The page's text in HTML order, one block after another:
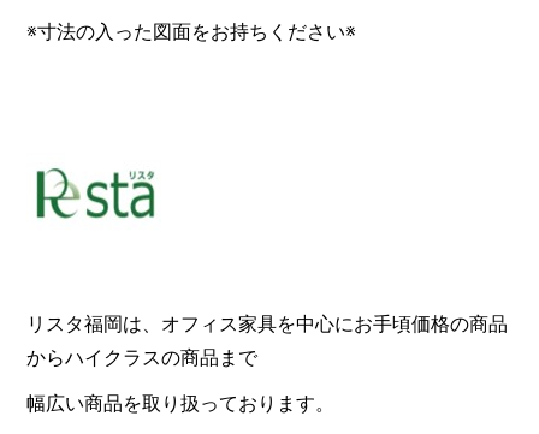
※寸法の入った図面をお持ちください※
リスタ福岡は、オフィス家具を中心にお手頃価格の商品
からハイクラスの商品まで
幅広い商品を取り扱っております。